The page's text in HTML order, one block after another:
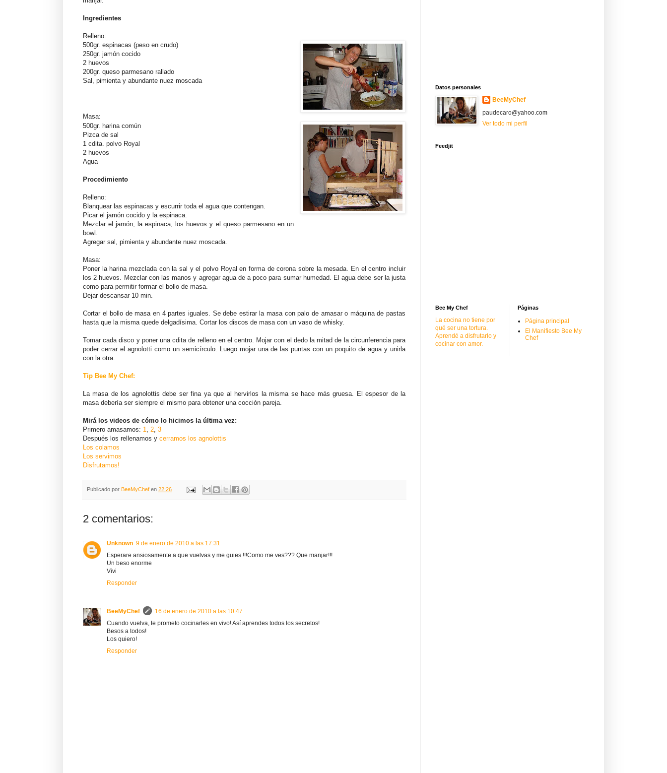
Ingredientes
Relleno:
500gr. espinacas (peso en crudo)
250gr. jamón cocido
2 huevos
200gr. queso parmesano rallado
Sal, pimienta y abundante nuez moscada
Masa:
500gr. harina común
Pizca de sal
1 cdita. polvo Royal
2 huevos
Agua
Procedimiento
Relleno:
Blanquear las espinacas y escurrir toda el agua que contengan.
Picar el jamón cocido y la espinaca.
Mezclar el jamón, la espinaca, los huevos y el queso parmesano en un
bowl.
Agregar sal, pimienta y abundante nuez moscada.
Masa:
Poner la harina mezclada con la sal y el polvo Royal en forma de corona sobre la mesada. En el centro incluir
los 2 huevos. Mezclar con las manos y agregar agua de a poco para sumar humedad. El agua debe ser la justa
como para permitir formar el bollo de masa.
Dejar descansar 10 min.
Cortar el bollo de masa en 4 partes iguales. Se debe estirar la masa con palo de amasar o máquina de pastas
hasta que la misma quede delgadísima. Cortar los discos de masa con un vaso de whisky.
Tomar cada disco y poner una cdita de relleno en el centro. Mojar con el dedo la mitad de la circunferencia para
poder cerrar el agnolotti como un semicírculo. Luego mojar una de las puntas con un poquito de agua y unirla
con la otra.
Tip Bee My Chef:
La masa de los agnolottis debe ser fina ya que al hervirlos la misma se hace más gruesa. El espesor de la
masa debería ser siempre el mismo para obtener una cocción pareja.
Mirá los videos de cómo lo hicimos la última vez:
Primero amasamos: 1 2 3
Después los rellenamos y cerramos los agnolottis
Los colamos
Los servimos
Disfrutamos!
Publicado por BeeMyChef en 22:26
2 comentarios:
Unknown 9 de enero de 2010 a las 17:31
Esperare ansiosamente a que vuelvas y me guies !!!Como me ves??? Que manjar!!!
Un beso enorme
Vivi
Responder
BeeMyChef
16 de enero de 2010 a las 10:47
Cuando vuelva, te prometo cocinarles en vivo! Así aprendes todos los secretos!
Besos a todos!
Los quiero!
Responder
Datos personales
BeeMyChef
paudecaro@yahoo.com
Ver todo mi perfil
Feedjit
Bee My Chef
La cocina no tiene por
qué ser una tortura.
Aprendé a disfrutarlo y
cocinar con amor.
Páginas
Página principal
El Manifiesto Bee My
Chef